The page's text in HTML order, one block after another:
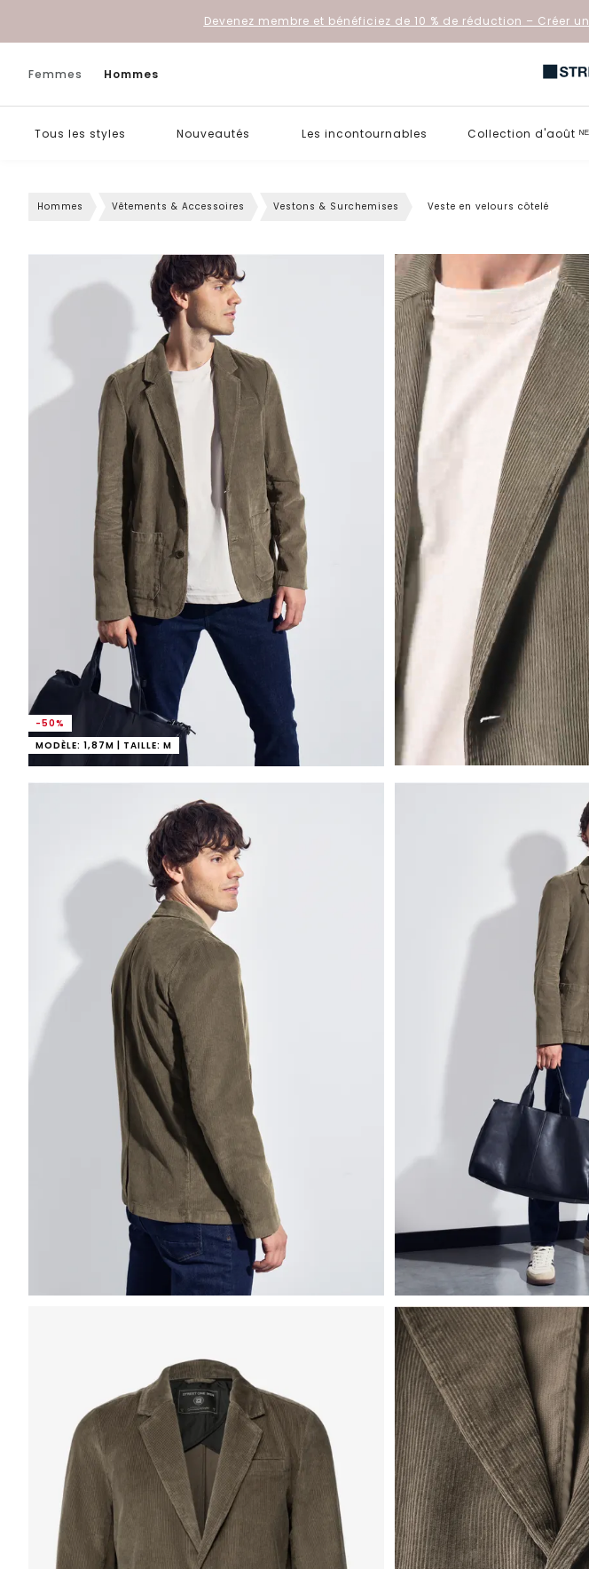
Devenez membre et bénéficiez de 10 % de réduction – Créer
Femmes Hommes
Tous les styles Nouveautés Les incontournables Collection d'août
Hommes Vêtements & Accessoires Vestons & Surchemises Veste en velours côtelé
-50%
MODÈLE: 1,87M | TAILLE: M